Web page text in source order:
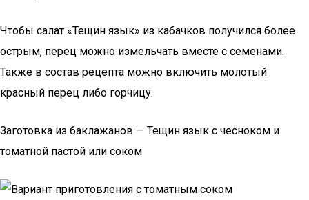
Чтобы салат «Тещин язык» из кабачков получился более
острым, перец можно измельчать вместе с семенами.
Также в состав рецепта можно включить молотый
красный перец либо горчицу.
Заготовка из баклажанов — Тещин язык с чесноком и
томатной пастой или соком